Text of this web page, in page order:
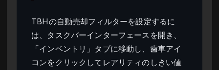
TBHの自動売却フィルターを設定するに
は、タスクバーインターフェースを開き、
「インベントリ」タブに移動し、歯車アイ
コンをクリックしてレアリティのしきい値